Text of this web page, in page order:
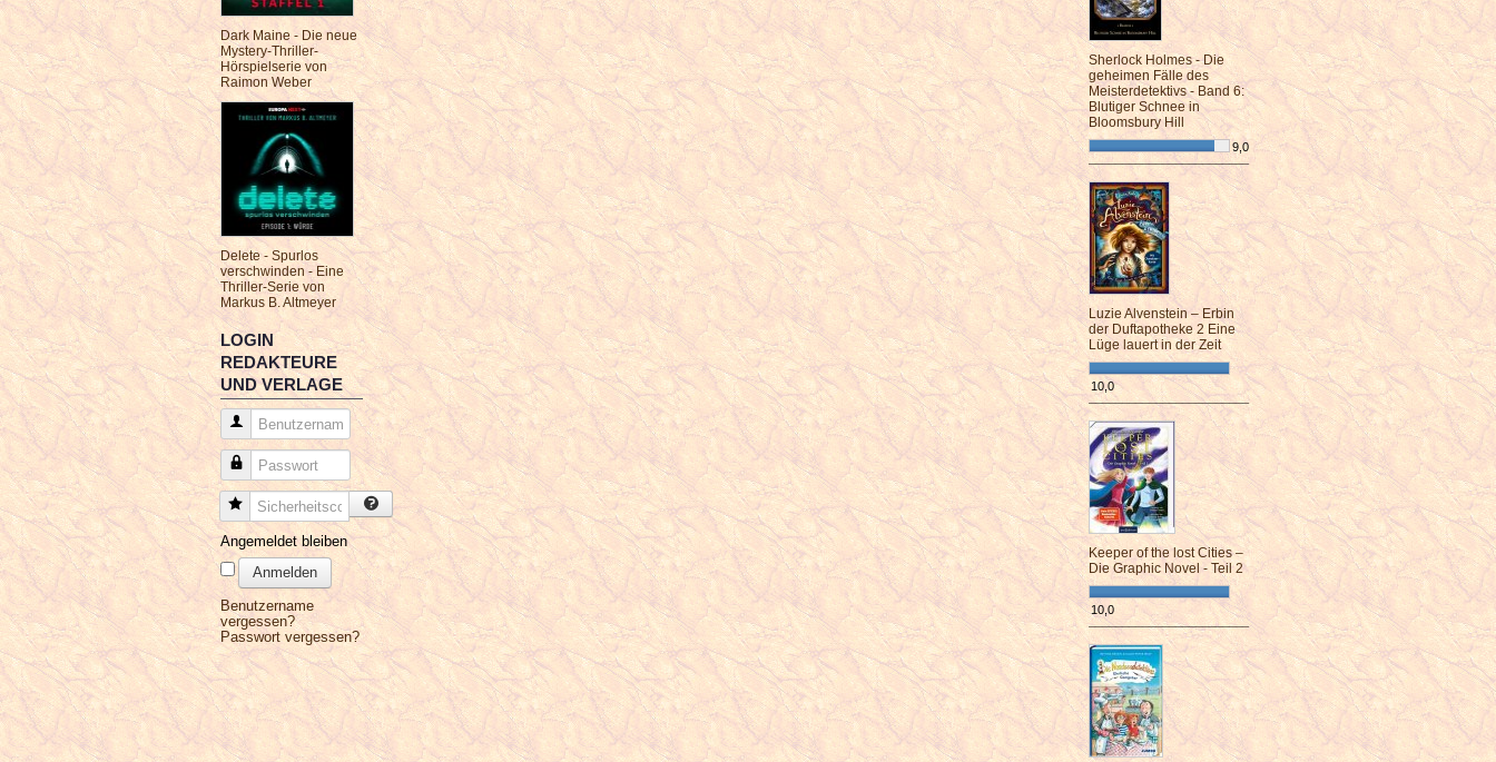
Dark Maine - Die neue
Mystery-Thriller-
Hörspielserie von
Raimon Weber
Delete - Spurlos
verschwinden - Eine
Thriller-Serie von
Markus B. Altmeyer
LOGIN
REDAKTEURE
UND VERLAGE
Benutzername
Passwort
Sicherheitscode
Angemeldet bleiben
Anmelden
Benutzername
vergessen?
Passwort vergessen?
Sherlock Holmes - Die
geheimen Fälle des
Meisterdetektivs - Band 6:
Blutiger Schnee in
Bloomsbury Hill
9,0
¯¯¯¯¯¯¯¯¯¯¯¯¯¯¯¯¯¯¯¯¯¯¯¯
Luzie Alvenstein – Erbin
der Duftapotheke 2 Eine
Lüge lauert in der Zeit
10,0
¯¯¯¯¯¯¯¯¯¯¯¯¯¯¯¯¯¯¯¯¯¯¯¯
Keeper of the lost Cities –
Die Graphic Novel - Teil 2
10,0
¯¯¯¯¯¯¯¯¯¯¯¯¯¯¯¯¯¯¯¯¯¯¯¯